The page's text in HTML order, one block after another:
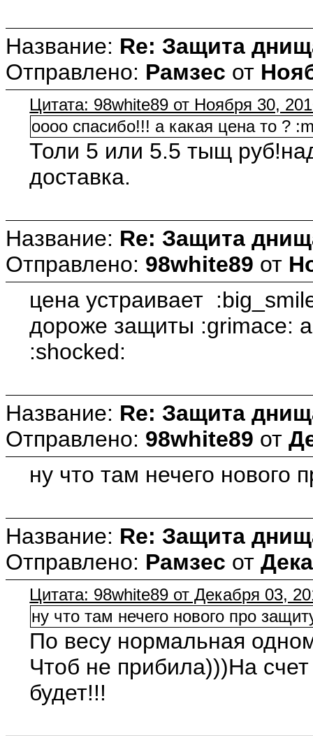
Название: Re: Защита
Отправлено: Рамзес от
Цитата: 98white89 от Ноября 30,
оооо спасибо!!! а какая цена то ?
Толи 5 или 5.5 тыщ
доставка.
Название: Re: Защита
Отправлено: 98white89 от
цена устраивает
дороже защиты :grimace:
:shocked:
Название: Re: Защита
Отправлено: 98white89 от
ну что там нечего нового
Название: Re: Защита
Отправлено: Рамзес от
Цитата: 98white89 от Декабря 03,
ну что там нечего нового про
По весу нормальная
Чтоб не прибила)))На
будет!!!